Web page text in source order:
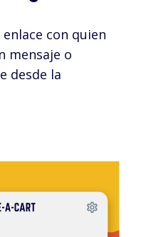
con quien
mensaje o
desde la